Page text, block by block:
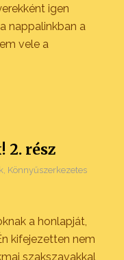
igen
nappalinkban a
vele a
2. rész
, Könnyűszerkezetes
a honlapját,
kifejezetten nem
szakszavakkal